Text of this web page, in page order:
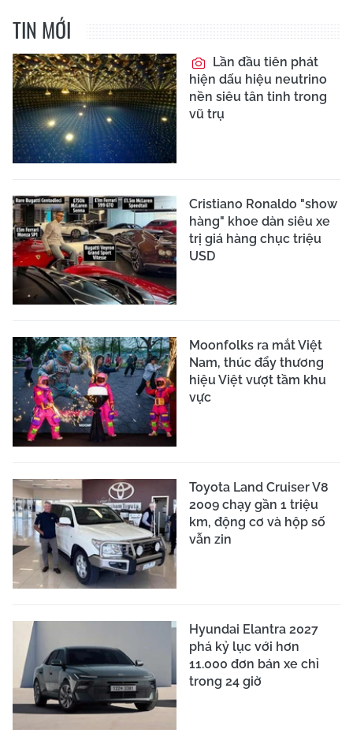
TIN MỚI
Lần đầu tiên phát
hiện dấu hiệu neutrino
nền siêu tân tinh trong
vũ trụ
Cristiano Ronaldo "show
hàng" khoe dàn siêu xe
trị giá hàng chục triệu
USD
Moonfolks ra mắt Việt
Nam, thúc đẩy thương
hiệu Việt vượt tầm khu
vực
Toyota Land Cruiser V8
2009 chạy gần 1 triệu
km, động cơ và hộp số
vẫn zin
Hyundai Elantra 2027
phá kỷ lục với hơn
11.000 đơn bán xe chỉ
trong 24 giờ